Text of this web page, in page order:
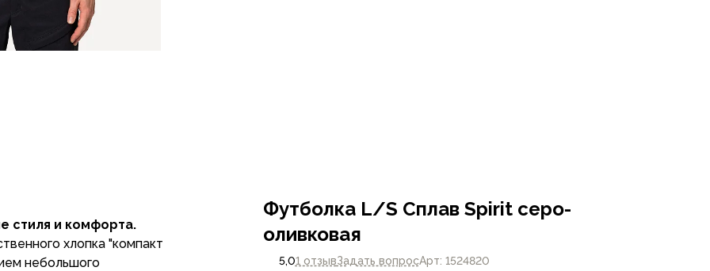
стиля и комфорта.
хлопка "компакт
небольшого
Футболка L/S Сплав Spirit серо-
оливковая
5,01 отзывЗадать вопросАрт: 1524820